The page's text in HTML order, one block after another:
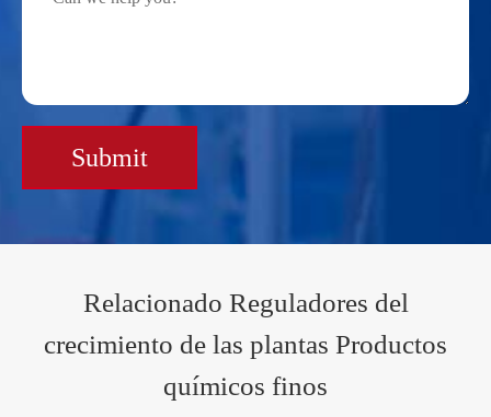
Submit
Relacionado Reguladores del
crecimiento de las plantas Productos
químicos finos